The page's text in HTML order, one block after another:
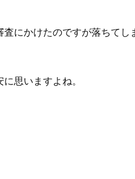
にかけたのですが落ちてし
思いますよね。